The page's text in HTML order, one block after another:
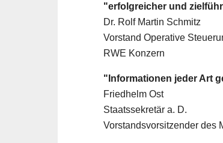
"erfolgreicher und
Dr. Rolf Martin Schmitz
Vorstand Operative
RWE Konzern
"Informationen jeder Art
Friedhelm Ost
Staatssekretär a. D.
Vorstandsvorsitzender des